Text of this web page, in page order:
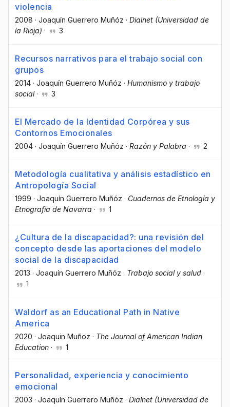
violencia
2008 · Joaquín Guerrero Muñóz · Dialnet (Universidad de
la Rioja) · 3
Recursos narrativos para el trabajo social con
grupos
2014 · Joaquín Guerrero Muñóz · Humanismo y trabajo
social· 3
El Mercado de la Identidad Corpórea y sus
Contornos Emocionales
2004 · Joaquín Guerrero Muñóz · Razón y Palabra · 2
Metodología cualitativa y análisis estadístico en
Antropología Social
1999 · Joaquín Guerrero Muñóz · Cuadernos de Etnología y
Etnografía de Navarra · 1
¿Cultura de la discapacidad?: una revisión del
concepto desde las aportaciones del modelo
social de la discapacidad
2013 · Joaquín Guerrero Muñóz · Trabajo social y salud ·
1
Waldorf as an Educational Path in Native
America
2020 · Joaquin Muñoz · The Journal of American Indian
Education · 1
Personalidad, experiencia y conocimiento
emocional
2003 · Joaquín Guerrero Muñóz · Dialnet (Universidad de